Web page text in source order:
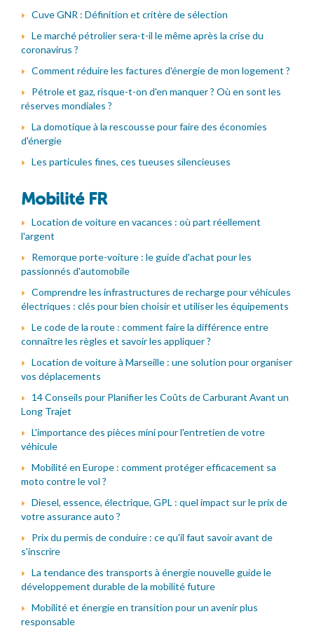
Cuve GNR : Définition et critère de sélection
Le marché pétrolier sera-t-il le même après la crise du
coronavirus ?
Comment réduire les factures d'énergie de mon logement ?
Pétrole et gaz, risque-t-on d'en manquer ? Où en sont les
réserves mondiales ?
La domotique à la rescousse pour faire des économies
d'énergie
Les particules fines, ces tueuses silencieuses
Mobilité FR
Location de voiture en vacances : où part réellement
l'argent
Remorque porte-voiture : le guide d'achat pour les
passionnés d'automobile
Comprendre les infrastructures de recharge pour véhicules
électriques : clés pour bien choisir et utiliser les équipements
Le code de la route : comment faire la différence entre
connaître les règles et savoir les appliquer ?
Location de voiture à Marseille : une solution pour organiser
vos déplacements
14 Conseils pour Planifier les Coûts de Carburant Avant un
Long Trajet
L'importance des pièces mini pour l'entretien de votre
véhicule
Mobilité en Europe : comment protéger efficacement sa
moto contre le vol ?
Diesel, essence, électrique, GPL : quel impact sur le prix de
votre assurance auto ?
Prix du permis de conduire : ce qu'il faut savoir avant de
s'inscrire
La tendance des transports à énergie nouvelle guide le
développement durable de la mobilité future
Mobilité et énergie en transition pour un avenir plus
responsable